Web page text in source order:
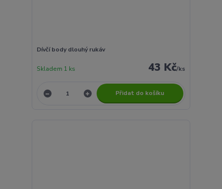
Dívčí body dlouhý rukáv
43 Kč/ks
Skladem 1 ks
Přidat do košíku